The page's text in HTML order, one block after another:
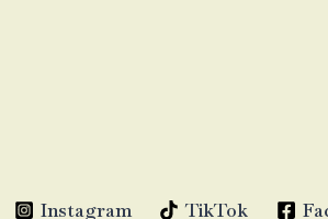
Instagram TikTok